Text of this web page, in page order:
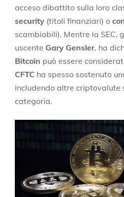
acceso dibattito sulla loro
security (titoli finanziari) o
scambiabili). Mentre la SEC,
uscente Gary Gensler, ha
Bitcoin può essere
CFTC ha spesso sostenuto
includendo altre criptovalute
categoria.